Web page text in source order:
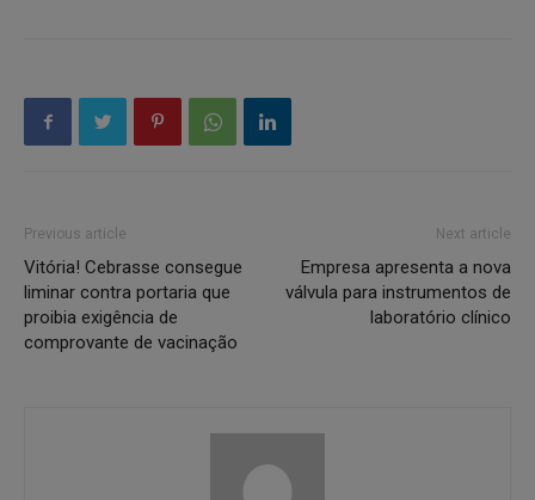
Previous article
Vitória! Cebrasse consegue
liminar contra portaria que
proibia exigência de
comprovante de vacinação
Next article
Empresa apresenta a nova
válvula para instrumentos de
laboratório clínico